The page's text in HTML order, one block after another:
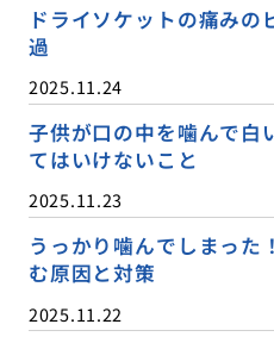
ドライソケットの痛み
過
2025.11.24
子供が口の中を噛んで
てはいけないこと
2025.11.23
うっかり噛んでしまった
む原因と対策
2025.11.22